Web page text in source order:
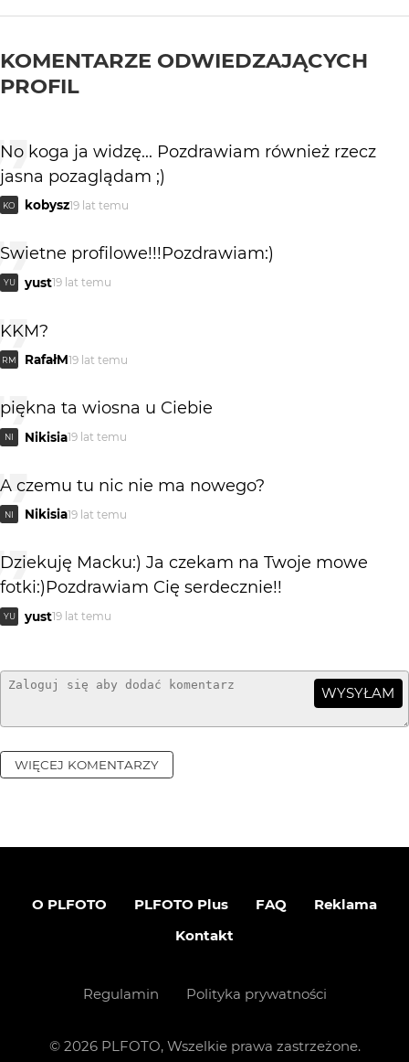
KOMENTARZE ODWIEDZAJĄCYCH
PROFIL
No koga ja widzę... Pozdrawiam również rzecz
jasna pozaglądam ;)
KO kobysz19 lat temu
Swietne profilowe!!!Pozdrawiam:)
YU yust19 lat temu
KKM?
RM RafałM19 lat temu
piękna ta wiosna u Ciebie
NI Nikisia19 lat temu
A czemu tu nic nie ma nowego?
NI Nikisia19 lat temu
Dziekuję Macku:) Ja czekam na Twoje mowe
fotki:)Pozdrawiam Cię serdecznie!!
YU yust19 lat temu
WYSYŁAM
WIĘCEJ KOMENTARZY
O PLFOTO PLFOTO Plus FAQ
Reklama
Kontakt
Regulamin Polityka prywatności
© 2026PLFOTO, Wszelkie prawa zastrzeżone.